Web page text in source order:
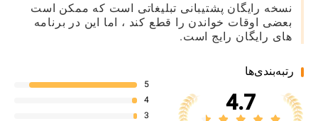
نسخه رایگان پشتیبانی تبلیغاتی است که ممکن است
بعضی اوقات خواندن را قطع کند ، اما این در برنامه
های رایگان رایج است.
رتبه‌بندی‌ها
4.7
5
4
3